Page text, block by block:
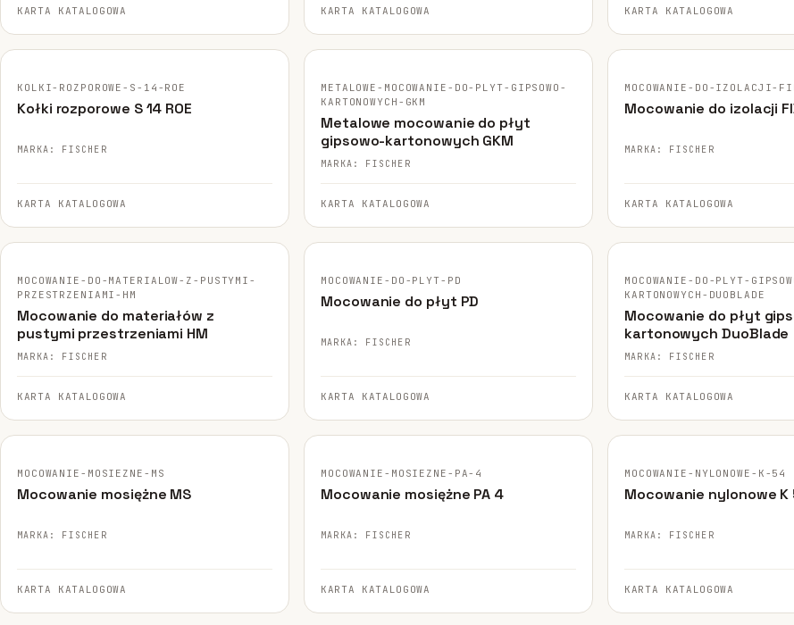
KARTA KATALOGOWA KARTA KATALOGOWA KARTA KATALOGOWA
FISCHER · ORYGINALNE ZDJĘCIE
KOLKI-ROZPOROWE-S-14-ROE
Kołki rozporowe S 14 ROE
MARKA: FISCHER
KARTA KATALOGOWA
FISCHER · ORYGINALNE ZDJĘCIE
METALOWE-MOCOWANIE-DO-PLYT-GIPSOWO-
KARTONOWYCH-GKM
Metalowe mocowanie do płyt
gipsowo-kartonowych GKM
MARKA: FISCHER
KARTA KATALOGOWA
FISCHER · ORYGINALNE ZDJĘCIE
MOCOWANIE-DO-IZOLACJI-
Mocowanie do izolacji
MARKA: FISCHER
KARTA KATALOGOWA
FISCHER · ORYGINALNE ZDJĘCIE
MOCOWANIE-DO-MATERIALOW-Z-PUSTYMI-
PRZESTRZENIAMI-HM
Mocowanie do materiałów z
pustymi przestrzeniami HM
MARKA: FISCHER
KARTA KATALOGOWA
FISCHER · ORYGINALNE ZDJĘCIE
MOCOWANIE-DO-PLYT-PD
Mocowanie do płyt PD
MARKA: FISCHER
KARTA KATALOGOWA
FISCHER · ORYGINALNE ZDJĘCIE
MOCOWANIE-DO-PLYT-
KARTONOWYCH-DUOBLADE
Mocowanie do płyt
kartonowych DuoBlade
MARKA: FISCHER
KARTA KATALOGOWA
FISCHER · ORYGINALNE ZDJĘCIE
MOCOWANIE-MOSIEZNE-MS
Mocowanie mosiężne MS
MARKA: FISCHER
KARTA KATALOGOWA
FISCHER · ORYGINALNE ZDJĘCIE
MOCOWANIE-MOSIEZNE-PA-4
Mocowanie mosiężne PA 4
MARKA: FISCHER
KARTA KATALOGOWA
FISCHER · ORYGINALNE ZDJĘCIE
MOCOWANIE-NYLONOWE-K-54
Mocowanie nylonowe K
MARKA: FISCHER
KARTA KATALOGOWA